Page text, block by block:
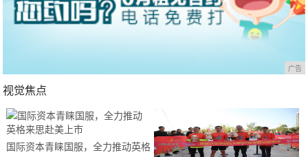
广告
视觉焦点
国际资本青睐国服，全力推动英格